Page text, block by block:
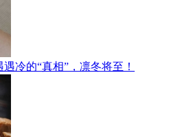
冷的“真相”，凛冬将至！